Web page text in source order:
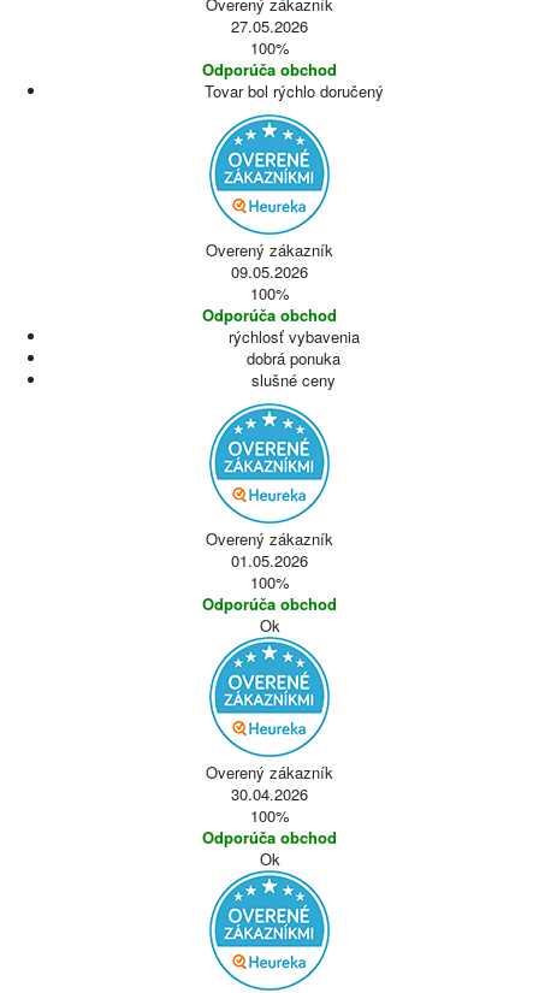
27.05.2026
100%
Odporúča obchod
Tovar bol rýchlo doručený
Overený zákazník
09.05.2026
100%
Odporúča obchod
rýchlosť vybavenia
dobrá ponuka
slušné ceny
Overený zákazník
01.05.2026
100%
Odporúča obchod
Ok
Overený zákazník
30.04.2026
100%
Odporúča obchod
Ok